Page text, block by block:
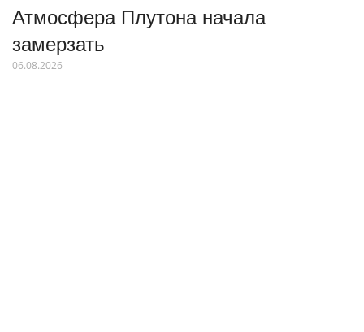
Атмосфера Плутона начала
замерзать
06.08.2026